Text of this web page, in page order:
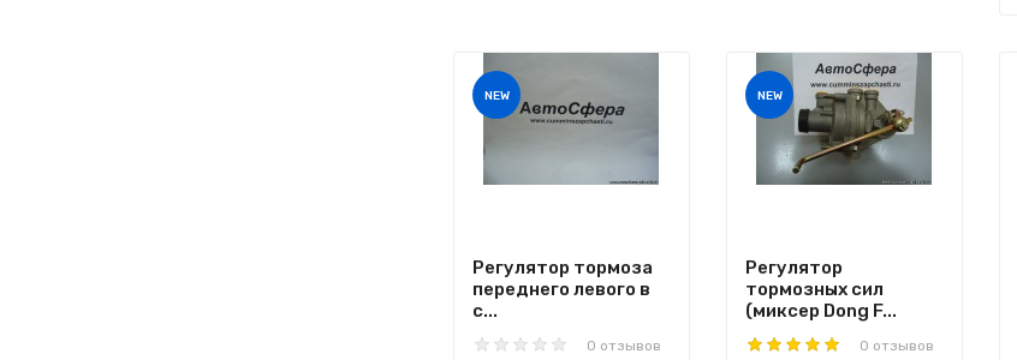
NEW
Регулятор тормоза
переднего левого в
с...
0 отзывов
NEW
Регулятор
тормозных сил
(миксер Dong F...
0 отзывов